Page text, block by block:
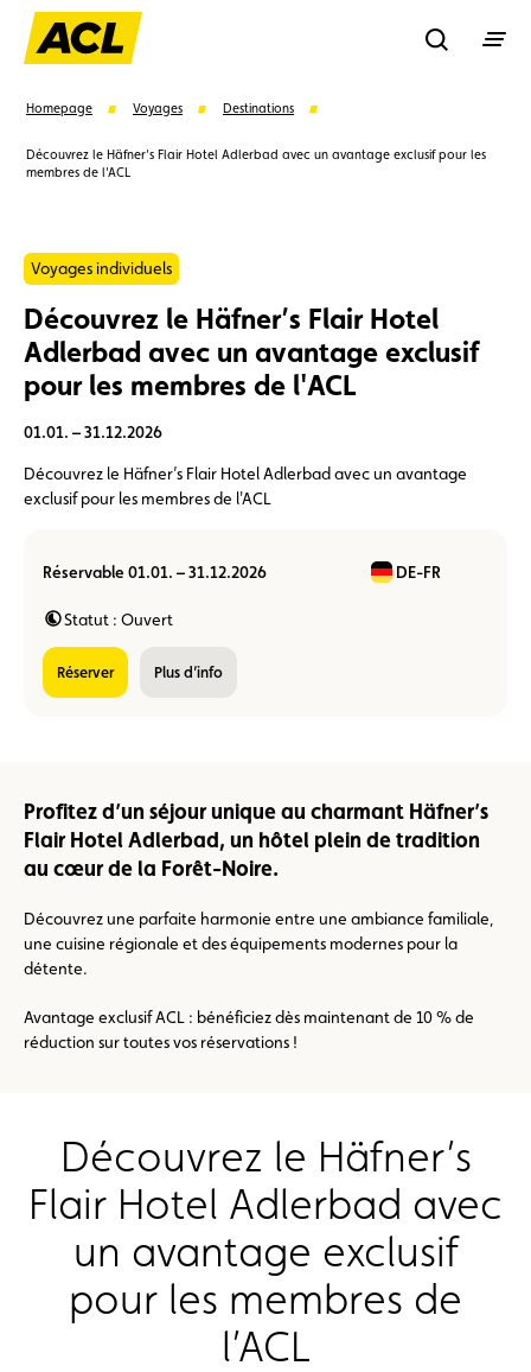
Rechercher
Suggestions
Carte membre Avantages Contrat de vente
Vignette Location
Homepage Voyages Destinations
Découvrez le Häfner’s Flair Hotel Adlerbad avec un avantage exclusif pour les
membres de l'ACL
Voyages individuels
Découvrez le Häfner’s Flair Hotel
Adlerbad avec un avantage exclusif
pour les membres de l'ACL
01.01. – 31.12.2026
Découvrez le Häfner’s Flair Hotel Adlerbad avec un avantage
exclusif pour les membres de l'ACL
Réservable 01.01. – 31.12.2026 DE-FR
Statut : Ouvert
réserver Plus d’info
Profitez d’un séjour unique au charmant Häfner’s
Flair Hotel Adlerbad, un hôtel plein de tradition
au cœur de la Forêt-Noire.
Découvrez une parfaite harmonie entre une ambiance familiale,
une cuisine régionale et des équipements modernes pour la
détente.
Avantage exclusif ACL : bénéficiez dès maintenant de 10 % de
réduction sur toutes vos réservations !
Découvrez le Häfner’s
Flair Hotel Adlerbad avec
un avantage exclusif
pour les membres de
l’ACL